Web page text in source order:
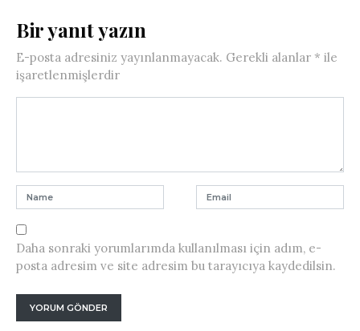
Bir yanıt yazın
E-posta adresiniz yayınlanmayacak. Gerekli alanlar * ile
işaretlenmişlerdir
Daha sonraki yorumlarımda kullanılması için adım, e-
posta adresim ve site adresim bu tarayıcıya kaydedilsin.